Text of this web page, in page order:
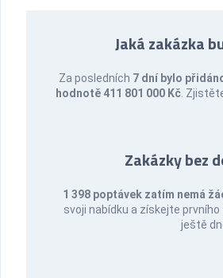
Jaká zakázka
Za posledních 7 dní bylo
hodnotě 411 801 000 Kč .
Zakázky bez
1 398 poptávek zatím nemá
svoji nabídku a získejte
ještě